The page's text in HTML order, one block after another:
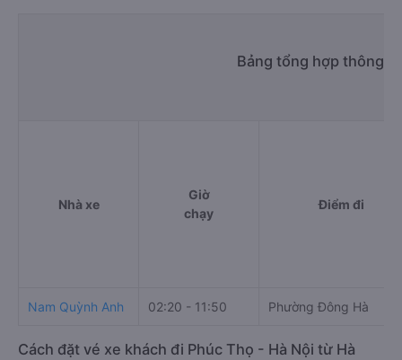
Bảng tổng hợp thông
Nhà xe
Giờ
chạy
Điểm đi
Nam Quỳnh Anh 02:20 - 11:50 Phường Đông Hà
Cách đặt vé xe khách đi Phúc Thọ - Hà Nội từ Hà